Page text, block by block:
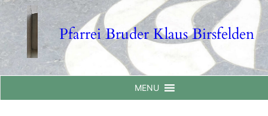
Skip
to
content
Pfarrei Bruder Klaus Birsfelden
MENU